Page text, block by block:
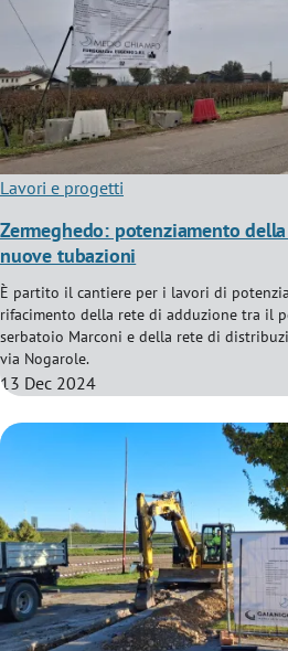
Lavori e progetti
Zermeghedo: potenziamento
nuove tubazioni
È partito il cantiere per i lavori di
rifacimento della rete di adduzione tra il
serbatoio Marconi e della rete di
via Nogarole.
13 Dec 2024